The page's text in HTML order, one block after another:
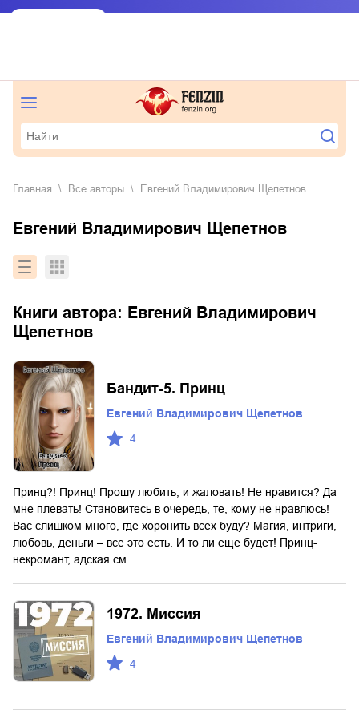
Главная Все авторы Евгений Владимирович Щепетнов
Евгений Владимирович Щепетнов
Книги автора: Евгений Владимирович
Щепетнов
Бандит-5. Принц
Евгений Владимирович Щепетнов
4
Принц?! Принц! Прошу любить, и жаловать! Не нравится? Да
мне плевать! Становитесь в очередь, те, кому не нравлюсь!
Вас слишком много, где хоронить всех буду? Магия, интриги,
любовь, деньги – все это есть. И то ли еще будет! Принц-
некромант, адская см…
1972. Миссия
Евгений Владимирович Щепетнов
4